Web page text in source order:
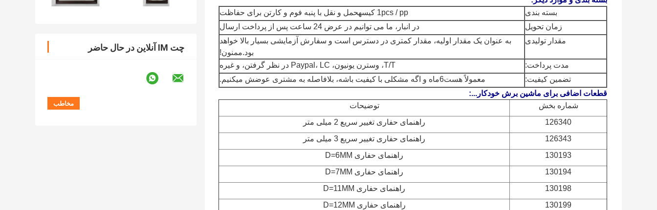
چت IM آنلاین در حال حاضر
بسته بندی
1pcs / pp کیسه
حمل و نقل با پنبه فوم و کارتن برای حفاظت
زمان تحویل
در انبار، ما می توانیم در عرض 24 ساعت پس از پرداخت ارسال
مقدار تولیدی
به عنوان یک مقدار اولیه، مقدار کمتری در دسترس است و سفارش آزمایشی بسیار بالا خواهد
بود.ممنون!
مدت پرداخت:
T/T، وسترن یونیون، Paypal، LC در نظر گرفتن، و غیره
تضمین کیفیت:
معمولاً هست6ماه و اگه مشکلی با کیفیت باشه، بلافاصله به مشتری عوضش میکنیم.
قطعات اضافی برای ماشین برش خودکار...:
شماره بخش
توضیحات
126340
راهنمای حفاری تغییر سریع 2 میلی متر
126343
راهنمای حفاری تغییر سریع 3 میلی متر
130193
راهنمای حفاری D=6MM
130194
راهنمای حفاری D=7MM
130198
راهنمای حفاری D=11MM
130199
راهنمای حفاری D=12MM